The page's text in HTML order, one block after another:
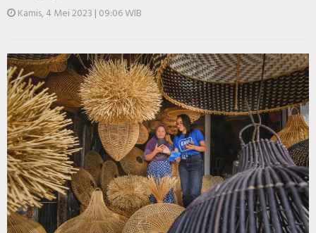
Kamis, 4 Mei 2023 | 09:06 WIB